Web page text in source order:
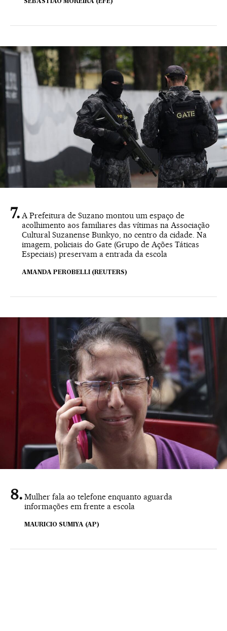
SEBASTIAO MOREIRA (EFE)
A Prefeitura de Suzano montou um espaço de
acolhimento aos familiares das vítimas na Associação
Cultural Suzanense Bunkyo, no centro da cidade. Na
imagem, policiais do Gate (Grupo de Ações Táticas
Especiais) preservam a entrada da escola
AMANDA PEROBELLI (REUTERS)
Mulher fala ao telefone enquanto aguarda
informações em frente a escola
MAURICIO SUMIYA (AP)